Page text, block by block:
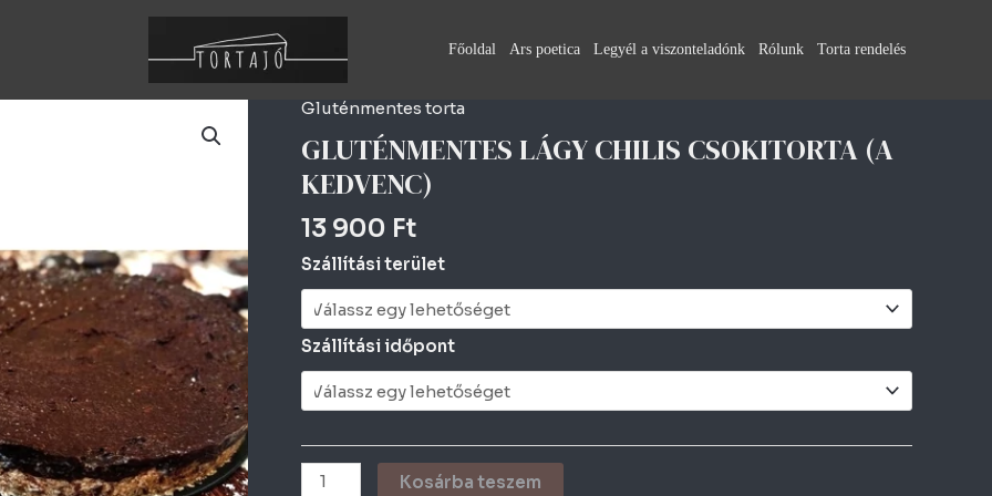
Főoldal Ars poetica Legyél a viszonteladónk Rólunk Torta rendelés
Gluténmentes torta
GLUTÉNMENTES LÁGY CHILIS CSOKITORTA (A
KEDVENC)
13 900 Ft
Szállítási terület
Szállítási időpont
GLUTÉNMENTES
LÁGY
CHILIS
CSOKITORTA
(A
KEDVENC)
mennyiség
Kosárba teszem